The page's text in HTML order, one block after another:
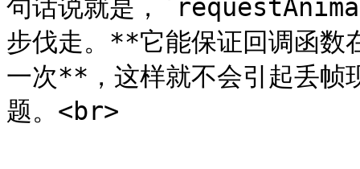
句话说就是，
步伐走。**它能保证回调函数
一次**，这样就不会引起丢帧